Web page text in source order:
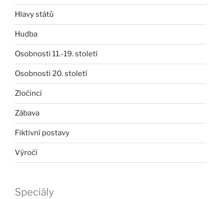
Hlavy států
Hudba
Osobnosti 11.-19. století
Osobnosti 20. století
Zločinci
Zábava
Fiktivní postavy
Výročí
Speciály